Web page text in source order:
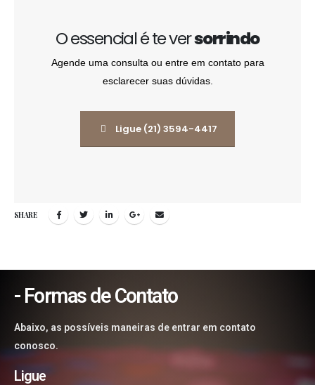
O essencial é te versorrindo
Agende uma consulta ou entre em contato para
esclarecer suas dúvidas.
Ligue (21) 3594-4417
SHARE
- Formas de Contato
Abaixo, as possíveis maneiras de entrar em contato
conosco.
Ligue